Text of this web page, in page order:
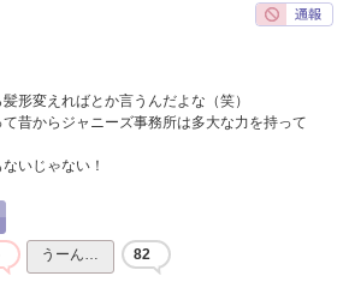
形変えればとか言うんだよな（笑）
昔からジャニーズ事務所は多大な力を持って
いじゃない！
うーん… 82